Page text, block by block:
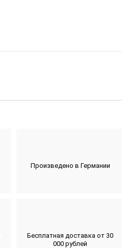
Произведено в Германии
Бесплатная доставка от 30
000 рублей